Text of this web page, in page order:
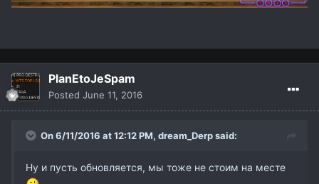
PlanEtoJeSpam
Posted June 11, 2016
On 6/11/2016 at 12:12 PM, dream_Derpsaid:
Ну и пусть обновляется, мы тоже не стоим на месте